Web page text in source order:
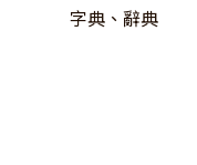
字典、辭典